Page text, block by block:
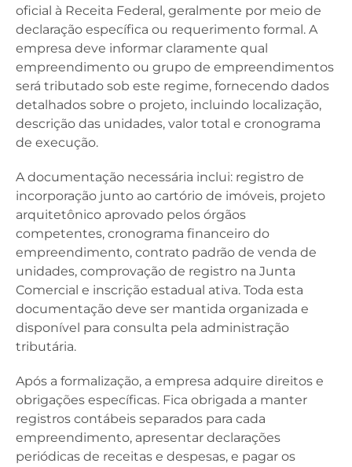
oficial à Receita Federal, geralmente por meio de
declaração específica ou requerimento formal. A
empresa deve informar claramente qual
empreendimento ou grupo de empreendimentos
será tributado sob este regime, fornecendo dados
detalhados sobre o projeto, incluindo localização,
descrição das unidades, valor total e cronograma
de execução.
A documentação necessária inclui: registro de
incorporação junto ao cartório de imóveis, projeto
arquitetônico aprovado pelos órgãos
competentes, cronograma financeiro do
empreendimento, contrato padrão de venda de
unidades, comprovação de registro na Junta
Comercial e inscrição estadual ativa. Toda esta
documentação deve ser mantida organizada e
disponível para consulta pela administração
tributária.
Após a formalização, a empresa adquire direitos e
obrigações específicas. Fica obrigada a manter
registros contábeis separados para cada
empreendimento, apresentar declarações
periódicas de receitas e despesas, e pagar os